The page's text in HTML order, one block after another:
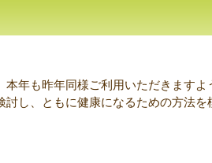
年も昨年同様ご利用いただきます
し、ともに健康になるための方法を